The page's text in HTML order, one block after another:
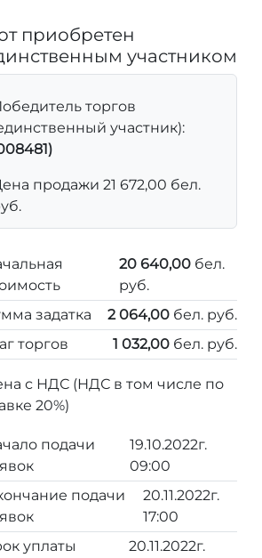
приобретен
участником
торгов
участник):
продажи 21 672,00 бел.
20 640,00 бел.
руб.
задатка
2 064,00 бел. руб.
торгов
1 032,00 бел. руб.
с НДС (НДС в том числе по
20%)
подачи
19.10.2022г.
09:00
подачи
20.11.2022г.
17:00
уплаты
20.11.2022г.